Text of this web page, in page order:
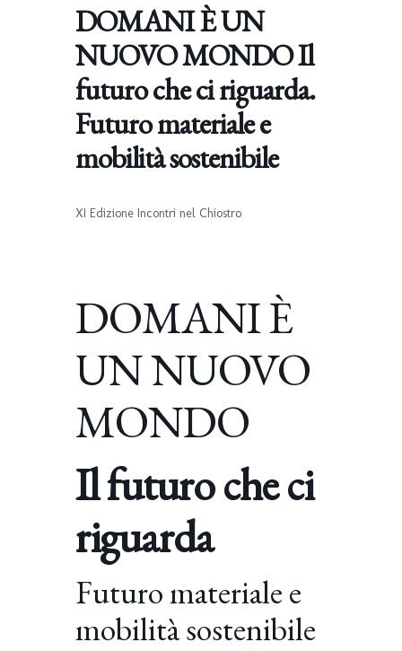
DOMANI È UN
NUOVO MONDO Il
futuro che ci riguarda.
Futuro materiale e
mobilità sostenibile
XI Edizione Incontri nel Chiostro
DOMANI È
UN NUOVO
MONDO
Ilfuturo che ci
riguarda
Futuro materiale e
mobilità sostenibile